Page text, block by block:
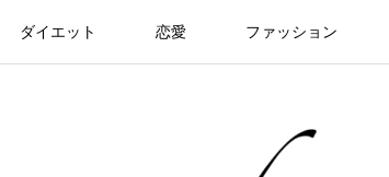
ダイエット 恋愛 ファッション